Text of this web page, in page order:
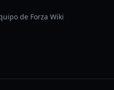
de Forza Wiki